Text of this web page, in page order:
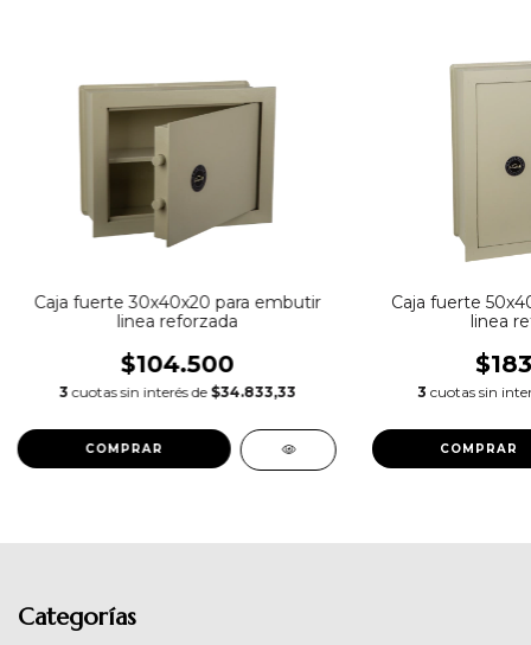
Caja fuerte 30x40x20 para embutir
linea reforzada
$104.500
3 cuotas sin interés de $34.833,33
Caja fuerte
linea
3 cuotas sin
Categorías